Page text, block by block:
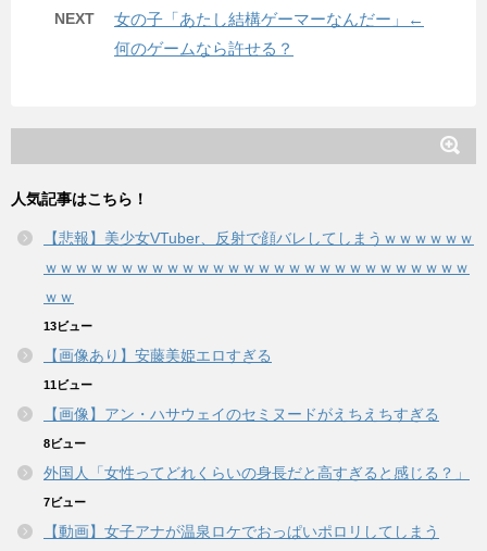
NEXT
女の子「あたし結構ゲーマーなんだー」←
何のゲームなら許せる？
人気記事はこちら！
【悲報】美少女VTuber、反射で顔バレしてしまうｗｗｗｗｗｗ
ｗｗｗｗｗｗｗｗｗｗｗｗｗｗｗｗｗｗｗｗｗｗｗｗｗｗｗｗ
ｗｗ
13ビュー
【画像あり】安藤美姫エロすぎる
11ビュー
【画像】アン・ハサウェイのセミヌードがえちえちすぎる
8ビュー
外国人「女性ってどれくらいの身長だと高すぎると感じる？」
7ビュー
【動画】女子アナが温泉ロケでおっぱいポロリしてしまう